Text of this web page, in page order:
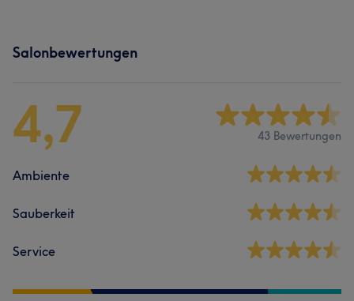
Salonbewertungen
4,7 43 Bewertungen
Ambiente
Sauberkeit
Service